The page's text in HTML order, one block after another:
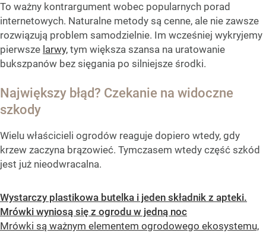
To ważny kontrargument wobec popularnych porad
internetowych. Naturalne metody są cenne, ale nie zawsze
rozwiązują problem samodzielnie. Im wcześniej wykryjemy
pierwsze larwy, tym większa szansa na uratowanie
bukszpanów bez sięgania po silniejsze środki.
Największy błąd? Czekanie na widoczne
szkody
Wielu właścicieli ogrodów reaguje dopiero wtedy, gdy
krzew zaczyna brązowieć. Tymczasem wtedy część szkód
jest już nieodwracalna.
Wystarczy plastikowa butelka i jeden składnik z apteki.
Mrówki wyniosą się z ogrodu w jedną noc
Mrówki są ważnym elementem ogrodowego ekosystemu,